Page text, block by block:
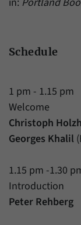
Schedule
1 pm - 1.15 pm
Welcome
Christoph
Georges Khalil
1.15 pm -1.30
Introduction
Peter Rehberg